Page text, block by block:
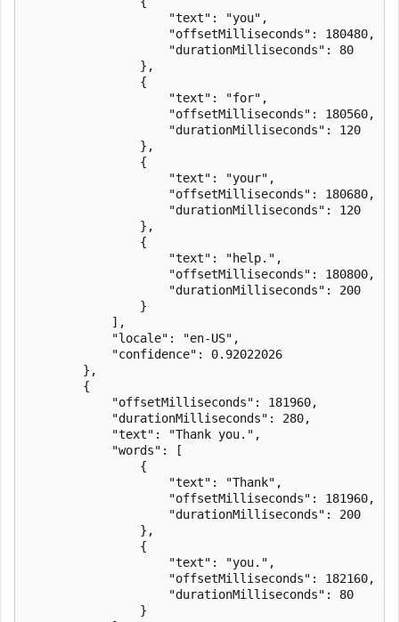
                    "text": "you",
                    "offsetMilliseconds": 180480,
                    "durationMilliseconds": 80
                },
                {
                    "text": "for",
                    "offsetMilliseconds": 180560,
                    "durationMilliseconds": 120
                },
                {
                    "text": "your",
                    "offsetMilliseconds": 180680,
                    "durationMilliseconds": 120
                },
                {
                    "text": "help.",
                    "offsetMilliseconds": 180800,
                    "durationMilliseconds": 200
                }
            ],
            "locale": "en-US",
            "confidence": 0.92022026
        },
        {
            "offsetMilliseconds": 181960,
            "durationMilliseconds": 280,
            "text": "Thank you.",
            "words": [
                {
                    "text": "Thank",
                    "offsetMilliseconds": 181960,
                    "durationMilliseconds": 200
                },
                {
                    "text": "you.",
                    "offsetMilliseconds": 182160,
                    "durationMilliseconds": 80
                }